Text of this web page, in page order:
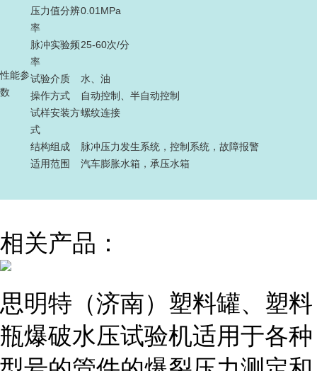
性能参
数
压力值分辨
率
0.01MPa
脉冲实验频
率
25-60次/分
试验介质
水、油
操作方式
自动控制、半自动控制
试样安装方
式
螺纹连接
结构组成
脉冲压力发生系统，控制系统，故障报警
适用范围
汽车膨胀水箱，承压水箱
相关产品：
思明特（济南）塑料罐、塑料
瓶爆破水压试验机适用于各种